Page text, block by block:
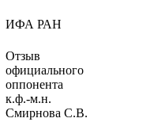
ИФА РАН
Отзыв
официального
оппонента
к.ф.-м.н.
Смирнова С.В.